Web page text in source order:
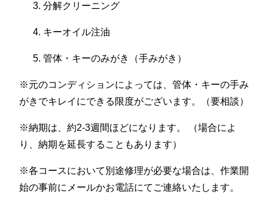
分解クリーニング
キーオイル注油
管体・キーのみがき（手みがき）
※元のコンディションによっては、管体・キーの手み
がきでキレイにできる限度がございます。（要相談）
※納期は、約2-3週間ほどになります。 （場合によ
り、納期を延長することもあります）
※各コースにおいて別途修理が必要な場合は、作業開
始の事前にメールかお電話にてご連絡いたします。